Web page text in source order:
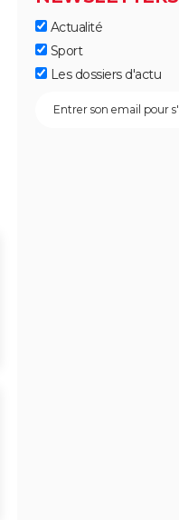
Actualité
Sport
Les dossiers d'actu